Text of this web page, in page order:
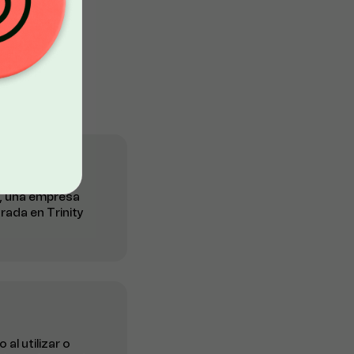
una empresa
en Trinity
al utilizar o